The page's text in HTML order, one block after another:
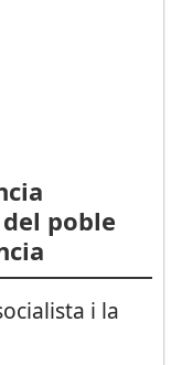
poble
i la